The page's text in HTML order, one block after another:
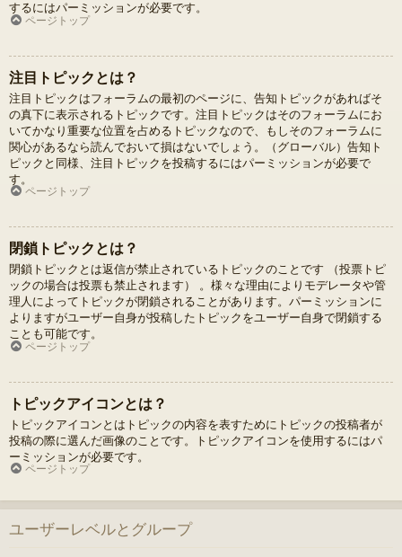
するにはパーミッションが必要です。
ページトップ
注目トピックとは？
注目トピックはフォーラムの最初のページに、告知トピックがあればそ
の真下に表示されるトピックです。注目トピックはそのフォーラムにお
いてかなり重要な位置を占めるトピックなので、もしそのフォーラムに
関心があるなら読んでおいて損はないでしょう。（グローバル）告知ト
ピックと同様、注目トピックを投稿するにはパーミッションが必要で
す。
ページトップ
閉鎖トピックとは？
閉鎖トピックとは返信が禁止されているトピックのことです （投票トピ
ックの場合は投票も禁止されます） 。様々な理由によりモデレータや管
理人によってトピックが閉鎖されることがあります。パーミッションに
よりますがユーザー自身が投稿したトピックをユーザー自身で閉鎖する
ことも可能です。
ページトップ
トピックアイコンとは？
トピックアイコンとはトピックの内容を表すためにトピックの投稿者が
投稿の際に選んだ画像のことです。トピックアイコンを使用するにはパ
ーミッションが必要です。
ページトップ
ユーザーレベルとグループ